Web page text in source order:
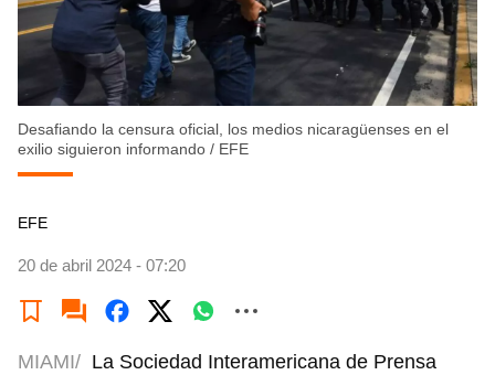
Desafiando la censura oficial, los medios nicaragüenses en el
exilio siguieron informando / EFE
EFE
20 de abril 2024 - 07:20
MIAMI/ La Sociedad Interamericana de Prensa